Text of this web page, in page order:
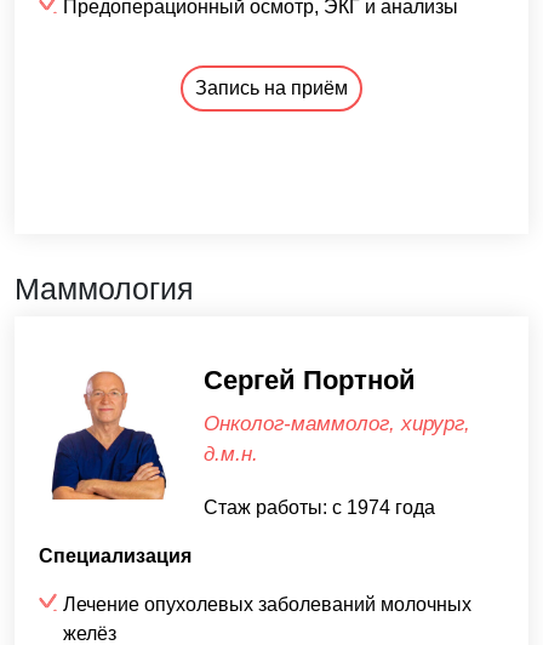
Предоперационный осмотр, ЭКГ и анализы
Запись на приём
Маммология
Сергей Портной
Онколог-маммолог, хирург,
д.м.н.
Стаж работы: с 1974 года
Специализация
Лечение опухолевых заболеваний молочных
желёз